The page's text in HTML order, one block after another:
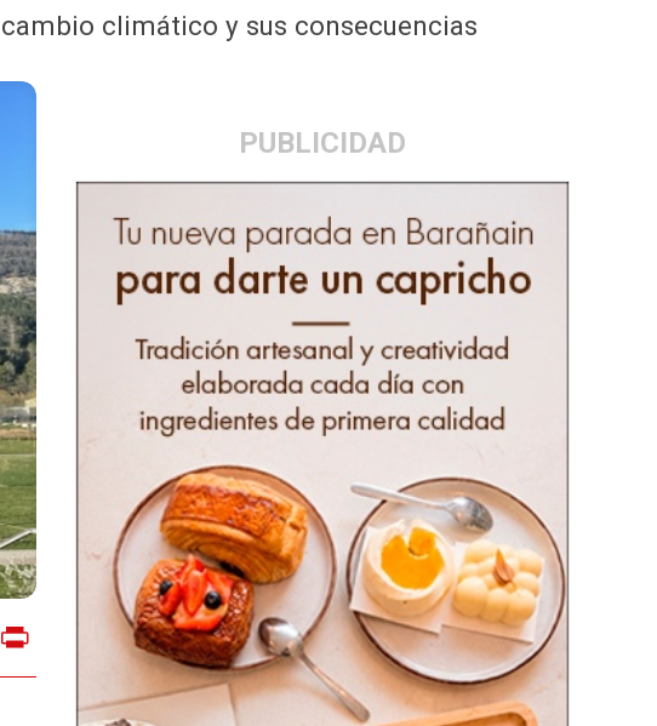
climático y sus consecuencias
PUBLICIDAD
Email